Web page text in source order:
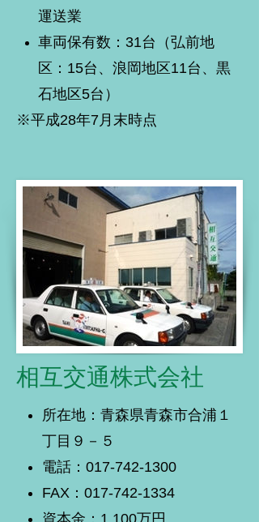
運送業
車両保有数：31台（弘前地
区：15台、浪岡地区11台、黒
石地区5台）
※平成28年7月末時点
相互交通株式会社
所在地：青森県青森市合浦１
丁目９－５
電話：017-742-1300
FAX：017-742-1334